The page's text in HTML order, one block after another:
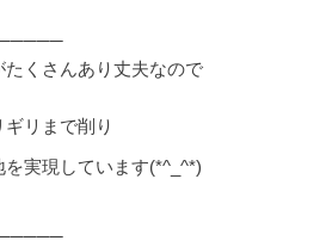
くさんあり丈夫なので
リまで削り
実現しています(*^_^*)